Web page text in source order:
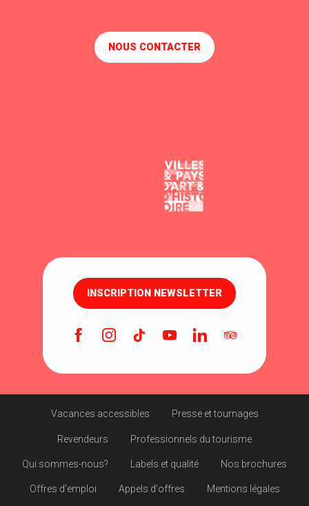
NOUS CONTACTER
INSCRIPTION NEWSLETTER
Vacances accessibles Presse et tournages
Revendeurs Professionnels du tourisme
Qui sommes-nous? Labels et qualité Nos brochures
Offres d'emploi Appels d'offres Mentions légales